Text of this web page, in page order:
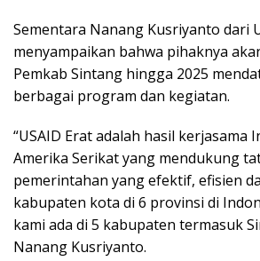
Sementara Nanang Kusriyanto dari
menyampaikan bahwa pihaknya
Pemkab Sintang hingga 2025
berbagai program dan kegiatan.
“USAID Erat adalah hasil kerjasama
Amerika Serikat yang mendukung
pemerintahan yang efektif, efisien
kabupaten kota di 6 provinsi di
kami ada di 5 kabupaten termasuk
Nanang Kusriyanto.